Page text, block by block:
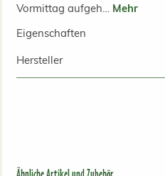
Vormittag aufgeh… Mehr
Eigenschaften
Hersteller
Produktgalerie überspringen